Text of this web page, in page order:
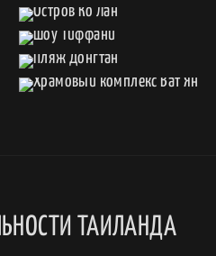
ТАИЛАНДА